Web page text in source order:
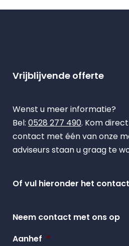
Vrijblijvende offerte
Wenst u meer informatie?
Bel: 0528 277 490. Kom
contact met één van onze
adviseurs staan u graag te
Of vul hieronder het
Neem contact met ons op
Aanhef *